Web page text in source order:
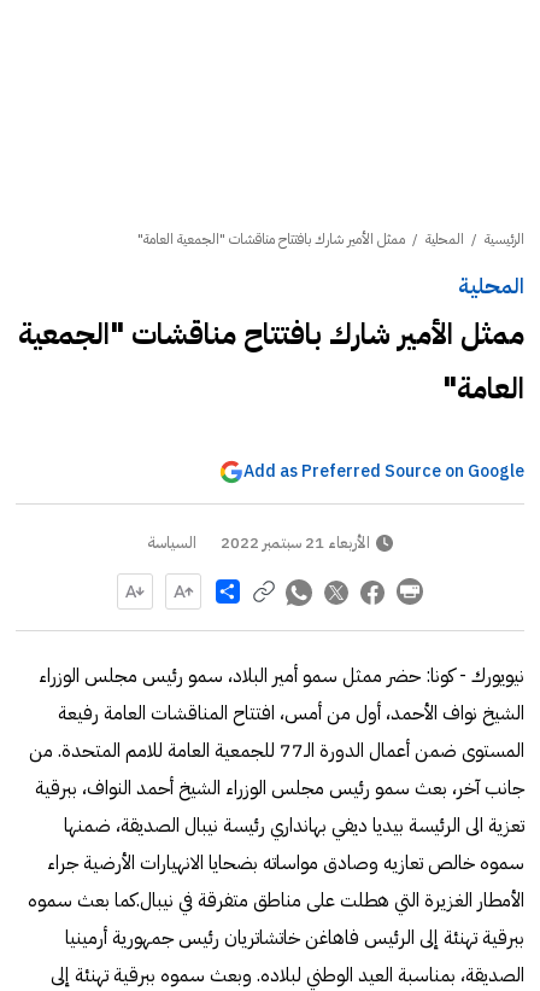
الرئيسية / المحلية / ممثل الأمير شارك بافتتاح مناقشات "الجمعية العامة"
المحلية
ممثل الأمير شارك بافتتاح مناقشات "الجمعية
العامة"
Add as Preferred Source on Google
الأربعاء 21 سبتمبر 2022 السياسة
Share
نيويورك - كونا: حضر ممثل سمو أمير البلاد، سمو رئيس مجلس الوزراء
الشيخ نواف الأحمد، أول من أمس، افتتاح المناقشات العامة رفيعة
المستوى ضمن أعمال الدورة الـ77 للجمعية العامة للامم المتحدة. من
جانب آخر، بعث سمو رئيس مجلس الوزراء الشيخ أحمد النواف، ببرقية
تعزية الى الرئيسة بيديا ديفي بهانداري رئيسة نيبال الصديقة، ضمنها
سموه خالص تعازيه وصادق مواساته بضحايا الانهيارات الأرضية جراء
الأمطار الغزيرة التي هطلت على مناطق متفرقة في نيبال.كما بعث سموه
ببرقية تهنئة إلى الرئيس فاهاغن خاتشاتريان رئيس جمهورية أرمينيا
الصديقة، بمناسبة العيد الوطني لبلاده. وبعث سموه ببرقية تهنئة إلى